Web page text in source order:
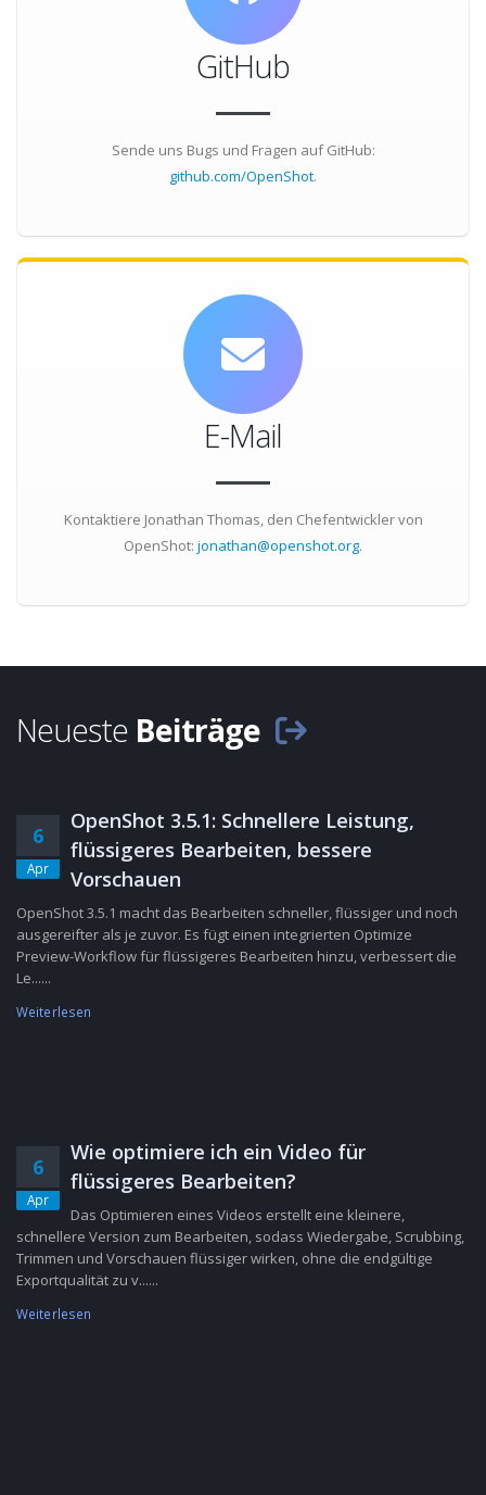
GitHub
Sende uns Bugs und Fragen auf GitHub:
github.com/OpenShot.
E-Mail
Kontaktiere Jonathan Thomas, den Chefentwickler von
OpenShot: jonathan@openshot.org.
Neueste Beiträge
6
Apr
OpenShot 3.5.1: Schnellere Leistung,
flüssigeres Bearbeiten, bessere
Vorschauen
OpenShot 3.5.1 macht das Bearbeiten schneller, flüssiger und noch
ausgereifter als je zuvor. Es fügt einen integrierten Optimize
Preview-Workflow für flüssigeres Bearbeiten hinzu, verbessert die
Le......
Weiterlesen
6
Apr
Wie optimiere ich ein Video für
flüssigeres Bearbeiten?
Das Optimieren eines Videos erstellt eine kleinere,
schnellere Version zum Bearbeiten, sodass Wiedergabe, Scrubbing,
Trimmen und Vorschauen flüssiger wirken, ohne die endgültige
Exportqualität zu v......
Weiterlesen